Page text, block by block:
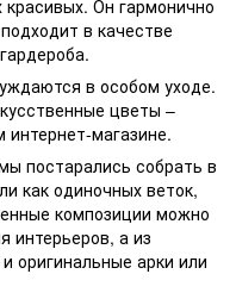
Он гармонично
в качестве
в особом уходе.
цветы –
магазине.
постарались собрать в
как одиночных веток,
композиции можно
интерьеров, а из
оригинальные арки или